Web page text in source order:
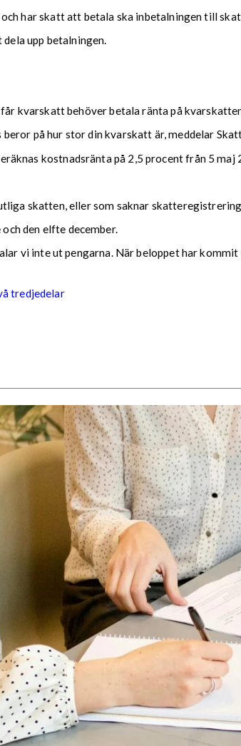
har skatt att betala ska inbetalningen till
upp betalningen.
kvarskatt behöver betala ränta på
på hur stor din kvarskatt är, meddelar
kostnadsränta på 2,5 procent från 5 maj
skatten, eller som saknar
den elfte december.
vi inte ut pengarna. När beloppet har
tredjedelar